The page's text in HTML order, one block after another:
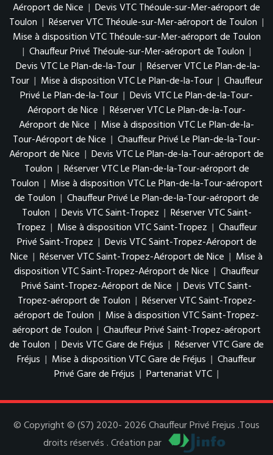
Aéroport de Nice | Devis VTC Théoule-sur-Mer-aéroport de
Toulon | Réserver VTC Théoule-sur-Mer-aéroport de Toulon |
Mise à disposition VTC Théoule-sur-Mer-aéroport de Toulon
| Chauffeur Privé Théoule-sur-Mer-aéroport de Toulon |
Devis VTC Le Plan-de-la-Tour | Réserver VTC Le Plan-de-la-
Tour | Mise à disposition VTC Le Plan-de-la-Tour | Chauffeur
Privé Le Plan-de-la-Tour | Devis VTC Le Plan-de-la-Tour-
Aéroport de Nice | Réserver VTC Le Plan-de-la-Tour-
Aéroport de Nice | Mise à disposition VTC Le Plan-de-la-
Tour-Aéroport de Nice | Chauffeur Privé Le Plan-de-la-Tour-
Aéroport de Nice | Devis VTC Le Plan-de-la-Tour-aéroport de
Toulon | Réserver VTC Le Plan-de-la-Tour-aéroport de
Toulon | Mise à disposition VTC Le Plan-de-la-Tour-aéroport
de Toulon | Chauffeur Privé Le Plan-de-la-Tour-aéroport de
Toulon | Devis VTC Saint-Tropez | Réserver VTC Saint-
Tropez | Mise à disposition VTC Saint-Tropez | Chauffeur
Privé Saint-Tropez | Devis VTC Saint-Tropez-Aéroport de
Nice | Réserver VTC Saint-Tropez-Aéroport de Nice | Mise à
disposition VTC Saint-Tropez-Aéroport de Nice | Chauffeur
Privé Saint-Tropez-Aéroport de Nice | Devis VTC Saint-
Tropez-aéroport de Toulon | Réserver VTC Saint-Tropez-
aéroport de Toulon | Mise à disposition VTC Saint-Tropez-
aéroport de Toulon | Chauffeur Privé Saint-Tropez-aéroport
de Toulon | Devis VTC Gare de Fréjus | Réserver VTC Gare de
Fréjus | Mise à disposition VTC Gare de Fréjus | Chauffeur
Privé Gare de Fréjus | Partenariat VTC |
© Copyright © (S7) 2020- 2026 Chauffeur Privé Frejus .Tous
droits réservés . Création par